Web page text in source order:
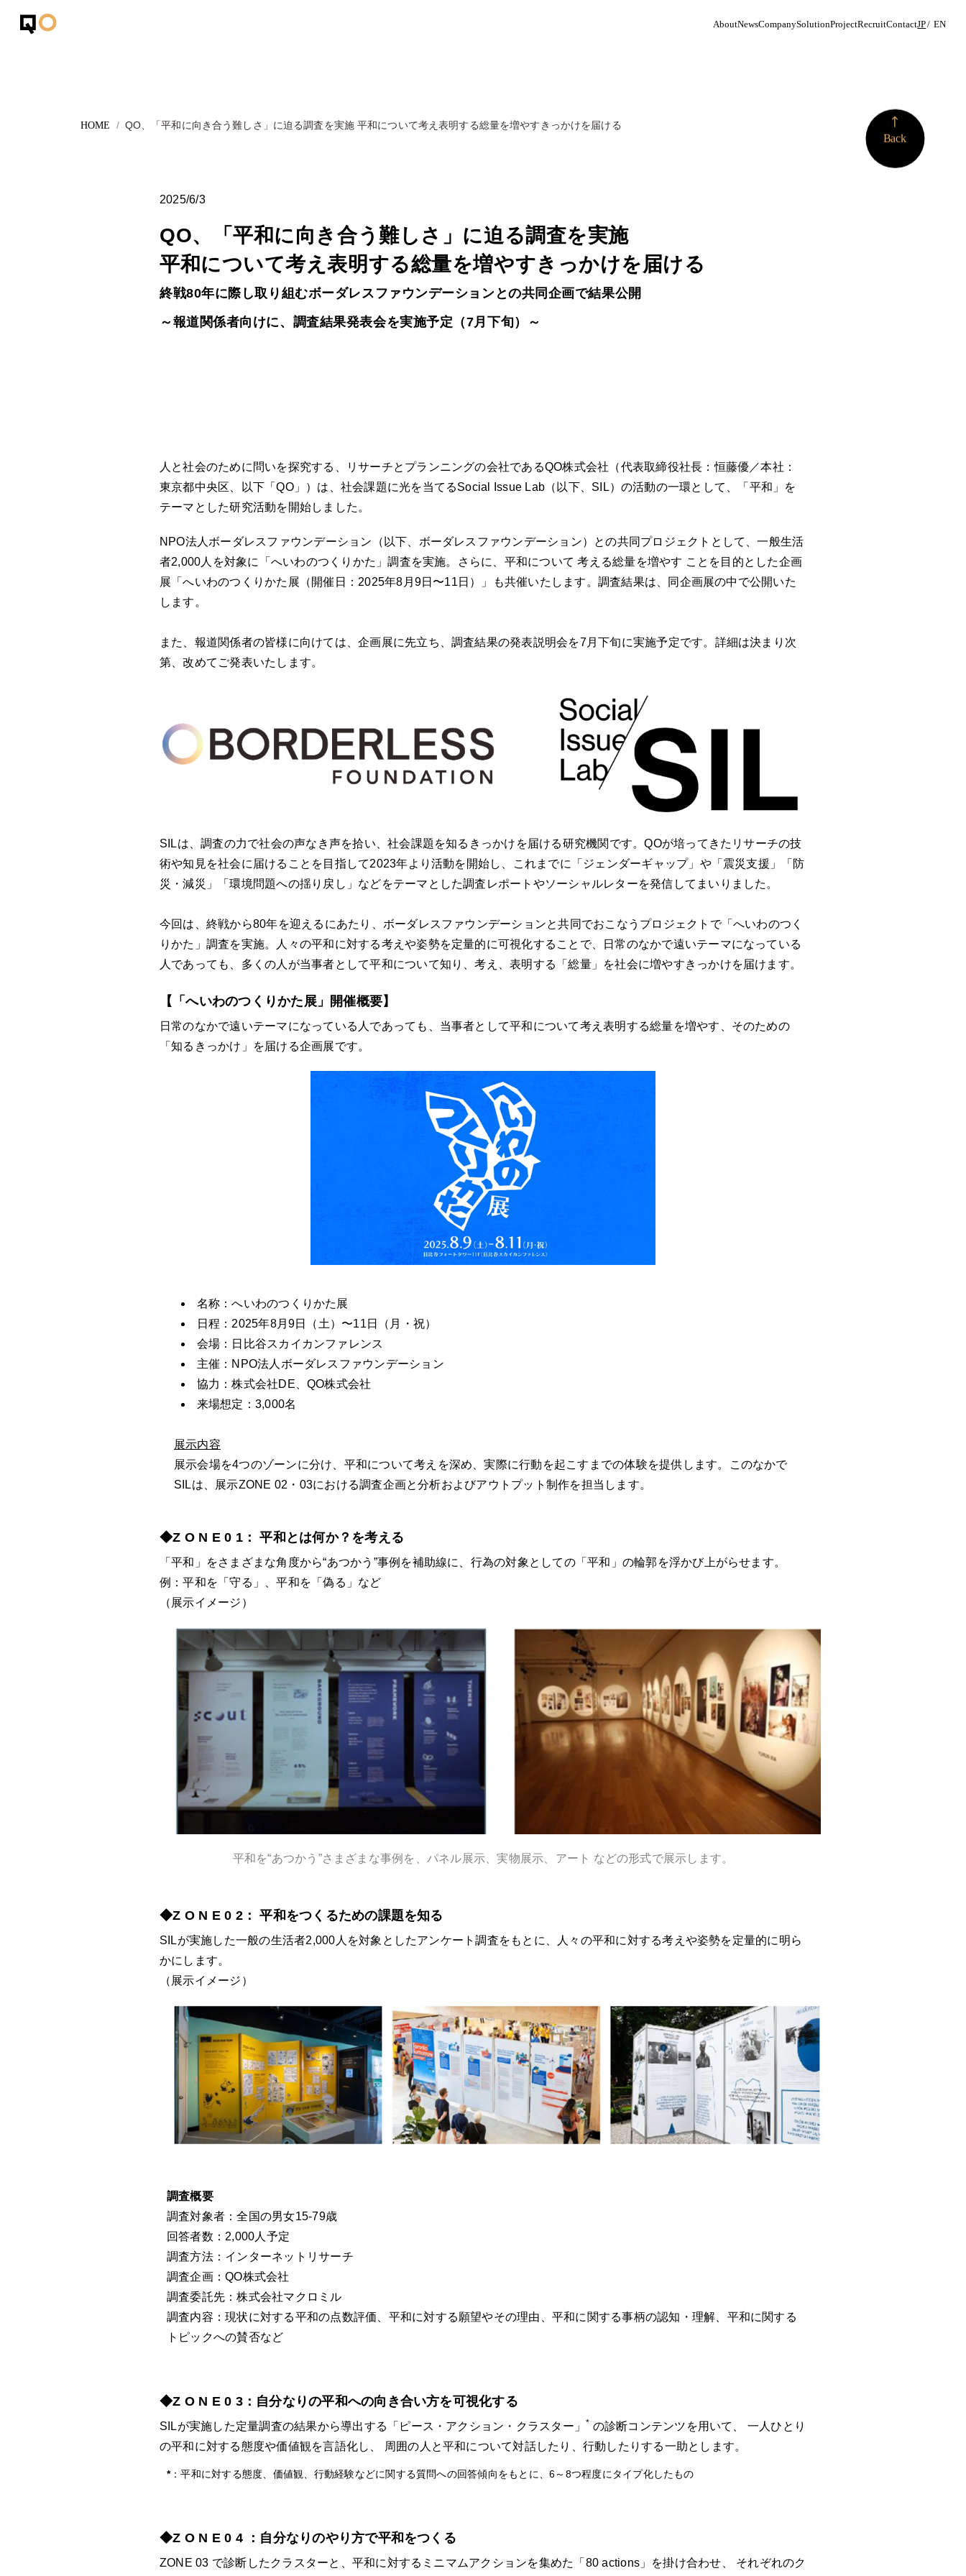
AboutNewsCompanySolutionProjectRecruitContactJP EN
Company
Contact
JP
More
Back
QO、「平和に向き合う難しさ」に迫る調査を実施 平和について考え表明する総量を増やすきっかけを届ける
2025/6/3
QO、「平和に向き合う難しさ」に迫る調査を実施
平和について考え表明する総量を増やすきっかけを届ける
終戦80年に際し取り組むボーダレスファウンデーションとの共同企画で結果公開
～報道関係者向けに、調査結果発表会を実施予定（7月下旬）～
人と社会のために問いを探究する、リサーチとプランニングの会社であるQO株式会社（代表取締役社長：恒藤優／本社：
東京都中央区、以下「QO」）は、社会課題に光を当てるSocial Issue Lab（以下、SIL）の活動の一環として、「平和」を
テーマとした研究活動を開始しました。
NPO法人ボーダレスファウンデーション（以下、ボーダレスファウンデーション）との共同プロジェクトとして、一般生活
者2,000人を対象に「へいわのつくりかた」調査を実施。さらに、平和について 考える総量を増やす ことを目的とした企画
展「へいわのつくりかた展（開催日：2025年8月9日〜11日）」も共催いたします。調査結果は、同企画展の中で公開いた
します。
また、報道関係者の皆様に向けては、企画展に先立ち、調査結果の発表説明会を7月下旬に実施予定です。詳細は決まり次
第、改めてご発表いたします。
SILは、調査の力で社会の声なき声を拾い、社会課題を知るきっかけを届ける研究機関です。QOが培ってきたリサーチの技
術や知見を社会に届けることを目指して2023年より活動を開始し、これまでに「ジェンダーギャップ」や「震災支援」「防
災・減災」「環境問題への揺り戻し」などをテーマとした調査レポートやソーシャルレターを発信してまいりました。
今回は、終戦から80年を迎えるにあたり、ボーダレスファウンデーションと共同でおこなうプロジェクトで「へいわのつく
りかた」調査を実施。人々の平和に対する考えや姿勢を定量的に可視化することで、日常のなかで遠いテーマになっている
人であっても、多くの人が当事者として平和について知り、考え、表明する「総量」を社会に増やすきっかけを届けます。
【「へいわのつくりかた展」開催概要】
日常のなかで遠いテーマになっている人であっても、当事者として平和について考え表明する総量を増やす、そのための
「知るきっかけ」を届ける企画展です。
名称：へいわのつくりかた展
日程：2025年8月9日（土）〜11日（月・祝）
会場：日比谷スカイカンファレンス
主催：NPO法人ボーダレスファウンデーション
協力：株式会社DE、QO株式会社
来場想定：3,000名
展示内容
展示会場を4つのゾーンに分け、平和について考えを深め、実際に行動を起こすまでの体験を提供します。このなかで
SILは、展示ZONE 02・03における調査企画と分析およびアウトプット制作を担当します。
◆Z O N E 0 1： 平和とは何か？を考える
「平和」をさまざまな角度から“あつかう”事例を補助線に、行為の対象としての「平和」の輪郭を浮かび上がらせます。
例：平和を「守る」、平和を「偽る」など
（展示イメージ）
平和を“あつかう”さまざまな事例を、パネル展示、実物展示、アート などの形式で展示します。
◆Z O N E 0 2： 平和をつくるための課題を知る
SILが実施した一般の生活者2,000人を対象としたアンケート調査をもとに、人々の平和に対する考えや姿勢を定量的に明ら
かにします。
（展示イメージ）
調査概要
調査対象者：全国の男女15-79歳
回答者数：2,000人予定
調査方法：インターネットリサーチ
調査企画：QO株式会社
調査委託先：株式会社マクロミル
調査内容：現状に対する平和の点数評価、平和に対する願望やその理由、平和に関する事柄の認知・理解、平和に関する
トピックへの賛否など
◆Z O N E 0 3：自分なりの平和への向き合い方を可視化する
SILが実施した定量調査の結果から導出する「ピース・アクション・クラスター」 * の診断コンテンツを用いて、 一人ひとり
の平和に対する態度や価値観を言語化し、 周囲の人と平和について対話したり、行動したりする一助とします。
*：平和に対する態度、価値観、行動経験などに関する質問への回答傾向をもとに、6～8つ程度にタイプ化したもの
◆Z O N E 0 4 ：自分なりのやり方で平和をつくる
ZONE 03 で診断したクラスターと、平和に対するミニマムアクションを集めた「80 actions」を掛け合わせ、 それぞれのク